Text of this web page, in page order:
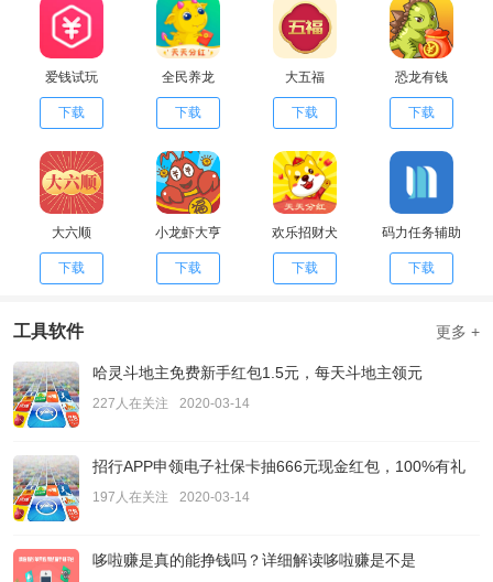
爱钱试玩
下载
全民养龙
下载
大五福
下载
恐龙有钱
下载
大六顺
下载
小龙虾大亨
下载
欢乐招财犬
下载
码力任务辅助
下载
工具软件 更多 +
哈灵斗地主免费新手红包1.5元，每天斗地主领元
227人在关注 2020-03-14
招行APP申领电子社保卡抽666元现金红包，100%有礼
197人在关注 2020-03-14
哆啦赚是真的能挣钱吗？详细解读哆啦赚是不是